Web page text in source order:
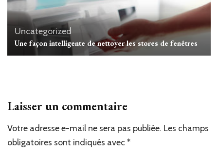
Uncategorized
Une façon intelligente de nettoyer les stores de fenêtres
Laisser un commentaire
Votre adresse e-mail ne sera pas publiée. Les champs
obligatoires sont indiqués avec *
Alternative: